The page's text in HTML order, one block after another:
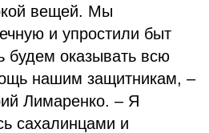
вещей. Мы
и упростили быт
будем оказывать всю
нашим защитникам, –
Лимаренко. – Я
сахалинцами и